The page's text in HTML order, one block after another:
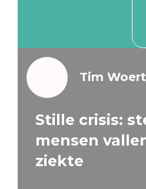
Tim
Stille crisis:
mensen
ziekte